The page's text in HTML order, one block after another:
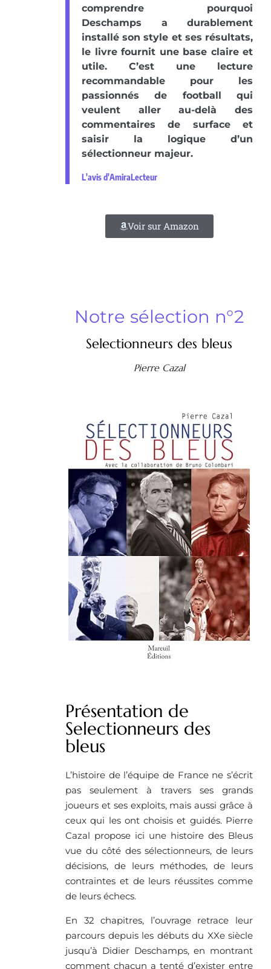
comprendre pourquoi
Deschamps a durablement
installé son style et ses résultats,
le livre fournit une base claire et
utile. C’est une lecture
recommandable pour les
passionnés de football qui
veulent aller au-delà des
commentaires de surface et
saisir la logique d’un
sélectionneur majeur.
L'avis d'AmiraLecteur
Voir sur Amazon
Notre sélection n°2
Selectionneurs des bleus
Pierre Cazal
Présentation de
Selectionneurs des
bleus
L’histoire de l’équipe de France ne s’écrit
pas seulement à travers ses grands
joueurs et ses exploits, mais aussi grâce à
ceux qui les ont choisis et guidés. Pierre
Cazal propose ici une histoire des Bleus
vue du côté des sélectionneurs, de leurs
décisions, de leurs méthodes, de leurs
contraintes et de leurs réussites comme
de leurs échecs.
En 32 chapitres, l’ouvrage retrace leur
parcours depuis les débuts du XXe siècle
jusqu’à Didier Deschamps, en montrant
comment chacun a tenté d’exister entre